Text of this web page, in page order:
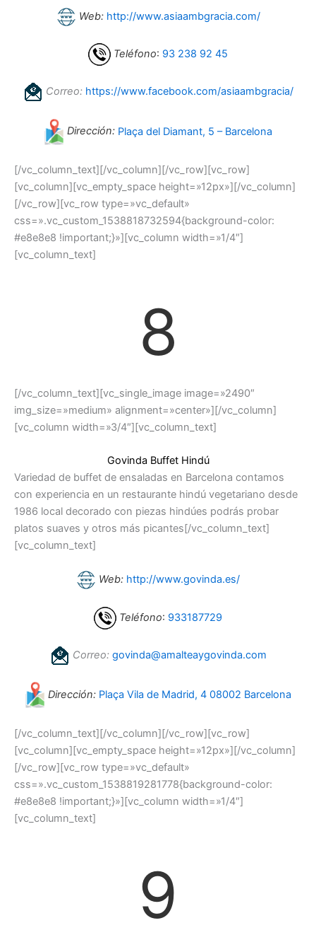
Web: http://www.asiaambgracia.com/
Teléfono: 93 238 92 45
Correo: https://www.facebook.com/asiaambgracia/
Dirección: Plaça del Diamant, 5 – Barcelona
[/vc_column_text][/vc_column][/vc_row][vc_row]
[vc_column][vc_empty_space height=»12px»][/vc_column]
[/vc_row][vc_row type=»vc_default»
css=».vc_custom_1538818732594{background-color:
#e8e8e8 !important;}»][vc_column width=»1/4″]
[vc_column_text]
8
[/vc_column_text][vc_single_image image=»2490″
img_size=»medium» alignment=»center»][/vc_column]
[vc_column width=»3/4″][vc_column_text]
Govinda Buffet Hindú
Variedad de buffet de ensaladas en Barcelona contamos
con experiencia en un restaurante hindú vegetariano desde
1986 local decorado con piezas hindúes podrás probar
platos suaves y otros más picantes[/vc_column_text]
[vc_column_text]
Web: http://www.govinda.es/
Teléfono: 933187729
Correo: govinda@amalteaygovinda.com
Dirección: Plaça Vila de Madrid, 4 08002 Barcelona
[/vc_column_text][/vc_column][/vc_row][vc_row]
[vc_column][vc_empty_space height=»12px»][/vc_column]
[/vc_row][vc_row type=»vc_default»
css=».vc_custom_1538819281778{background-color:
#e8e8e8 !important;}»][vc_column width=»1/4″]
[vc_column_text]
9